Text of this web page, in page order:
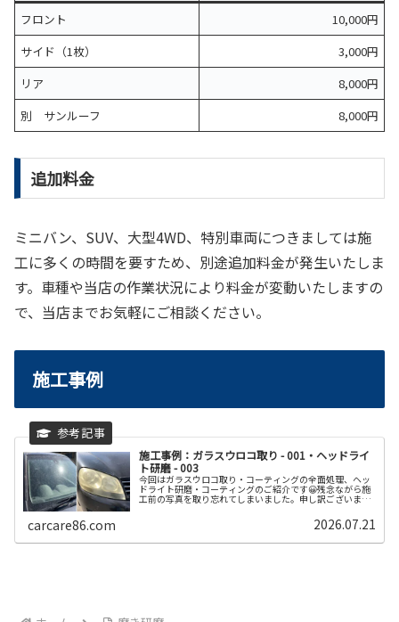
フロント
10,000円
サイド（1枚）
3,000円
リア
8,000円
別 サンルーフ
8,000円
追加料金
ミニバン、SUV、大型4WD、特別車両につきましては施
工に多くの時間を要すため、別途追加料金が発生いたしま
す。車種や当店の作業状況により料金が変動いたしますの
で、当店までお気軽にご相談ください。
施工事例
施工事例：ガラスウロコ取り - 001・ヘッドライ
ト研磨 - 003
今回はガラスウロコ取り・コーティングの全面処理、ヘッ
ドライト研磨・コーティングのご紹介です😀残念ながら施
工前の写真を取り忘れてしまいました。申し訳ございませ
ん💦🙏サムネの写真は他車の画像となりますのでご了承願
carcare86.com 2026.07.21